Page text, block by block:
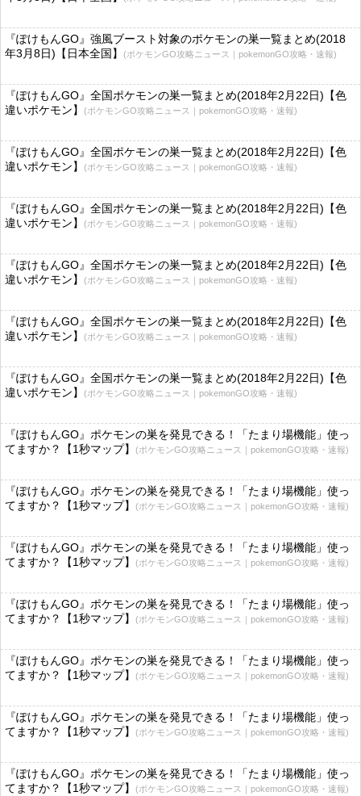
『ぽけもんGO』強風ブースト対象のポケモンの巣一覧まとめ(2018
年3月8日)【日本全国】
(ポケモンGO攻略ニュース｜pokemonGO攻略・速報)
『ぽけもんGO』全国ポケモンの巣一覧まとめ(2018年2月22日)【色
違いポケモン】
(ポケモンGO攻略ニュース｜pokemonGO攻略・速報)
『ぽけもんGO』全国ポケモンの巣一覧まとめ(2018年2月22日)【色
違いポケモン】
(ポケモンGO攻略ニュース｜pokemonGO攻略・速報)
『ぽけもんGO』全国ポケモンの巣一覧まとめ(2018年2月22日)【色
違いポケモン】
(ポケモンGO攻略ニュース｜pokemonGO攻略・速報)
『ぽけもんGO』全国ポケモンの巣一覧まとめ(2018年2月22日)【色
違いポケモン】
(ポケモンGO攻略ニュース｜pokemonGO攻略・速報)
『ぽけもんGO』全国ポケモンの巣一覧まとめ(2018年2月22日)【色
違いポケモン】
(ポケモンGO攻略ニュース｜pokemonGO攻略・速報)
『ぽけもんGO』全国ポケモンの巣一覧まとめ(2018年2月22日)【色
違いポケモン】
(ポケモンGO攻略ニュース｜pokemonGO攻略・速報)
『ぽけもんGO』ポケモンの巣を発見できる！「たまり場機能」使っ
てますか？【1秒マップ】
(ポケモンGO攻略ニュース｜pokemonGO攻略・速報)
『ぽけもんGO』ポケモンの巣を発見できる！「たまり場機能」使っ
てますか？【1秒マップ】
(ポケモンGO攻略ニュース｜pokemonGO攻略・速報)
『ぽけもんGO』ポケモンの巣を発見できる！「たまり場機能」使っ
てますか？【1秒マップ】
(ポケモンGO攻略ニュース｜pokemonGO攻略・速報)
『ぽけもんGO』ポケモンの巣を発見できる！「たまり場機能」使っ
てますか？【1秒マップ】
(ポケモンGO攻略ニュース｜pokemonGO攻略・速報)
『ぽけもんGO』ポケモンの巣を発見できる！「たまり場機能」使っ
てますか？【1秒マップ】
(ポケモンGO攻略ニュース｜pokemonGO攻略・速報)
『ぽけもんGO』ポケモンの巣を発見できる！「たまり場機能」使っ
てますか？【1秒マップ】
(ポケモンGO攻略ニュース｜pokemonGO攻略・速報)
『ぽけもんGO』ポケモンの巣を発見できる！「たまり場機能」使っ
てますか？【1秒マップ】
(ポケモンGO攻略ニュース｜pokemonGO攻略・速報)